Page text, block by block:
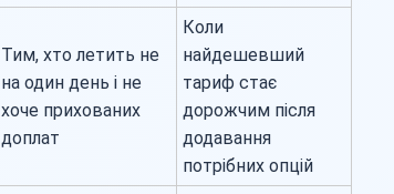
Тим, хто летить не
на один день і не
хоче прихованих
доплат
Коли
найдешевший
тариф стає
дорожчим після
додавання
потрібних опцій